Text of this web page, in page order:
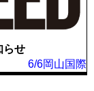
らせ
6/6岡山国際